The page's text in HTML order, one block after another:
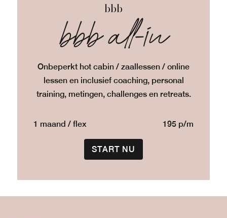
bbb
bbb all-in
Onbeperkt hot cabin / zaallessen / online
lessen en inclusief coaching, personal
training, metingen, challenges en retreats.
1 maand / flex 195 p/m
START NU